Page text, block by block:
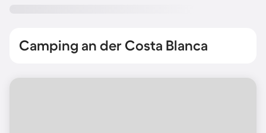
Camping an der Costa Blanca